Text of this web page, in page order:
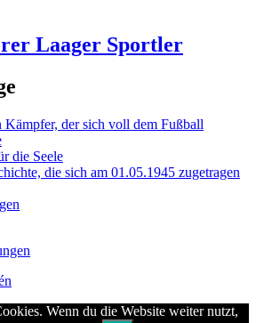
Laager Sportler
der sich voll dem Fußball
die Seele
die sich am 01.05.1945 zugetragen
Wenn du die Website weiter nutzt,